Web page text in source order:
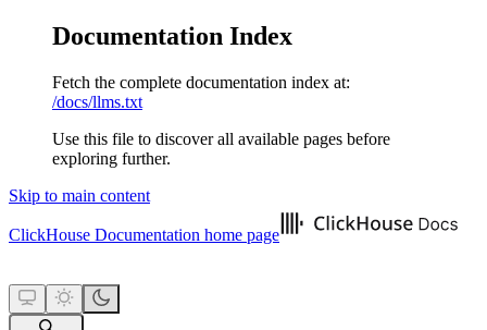
Documentation Index
Fetch the complete documentation index at:
/docs/llms.txt
Use this file to discover all available pages before
exploring further.
Skip to main content
ClickHouse Documentation home page